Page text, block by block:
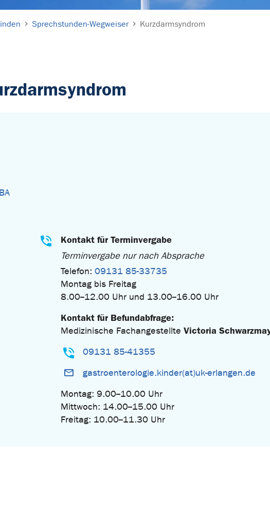
Sprechstunden-Wegweiser Kurzdarmsyndrom
Kontakt für Terminvergabe
Terminvergabe nur nach Absprache
Telefon: 09131 85-33735
Montag bis Freitag
8.00--12.00 Uhr und 13.00--16.00 Uhr
Kontakt für Befundabfrage:
Medizinische Fachangestellte Victoria
09131 85-41355
gastroenterologie.kinder(at)uk-erlangen.de
Montag: 9.00--10.00 Uhr
Mittwoch: 14.00--15.00 Uhr
Freitag: 10.00--11.30 Uhr